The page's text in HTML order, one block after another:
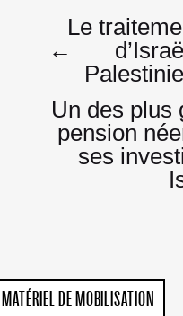
Navigation
de
l’article
←
Le
Un des plus
pension
ses
MATÉRIEL DE MOBILISATION